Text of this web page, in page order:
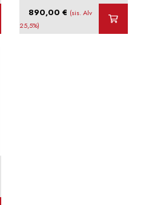
890,00€ (sis. Alv
25,5%)